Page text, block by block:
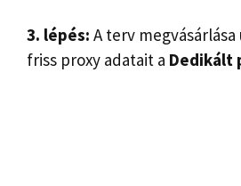
3. lépés: A terv
friss proxy adatait a Dedikált